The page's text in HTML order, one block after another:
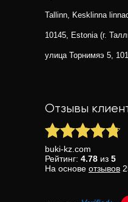
Tallinn, Kesklinna
10145, Estonia (г.
улица Торнимяэ 5,
Отзывы
buki-kz.com
Рейтинг: 4.78 из 5
На основе отзывов